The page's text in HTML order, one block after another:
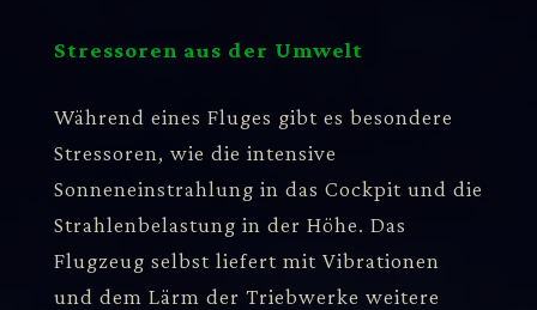
Stressoren aus der Umwelt
Während eines Fluges gibt es besondere
Stressoren, wie die intensive
Sonneneinstrahlung in das Cockpit und die
Strahlenbelastung in der Höhe. Das
Flugzeug selbst liefert mit Vibrationen
und dem Lärm der Triebwerke weitere